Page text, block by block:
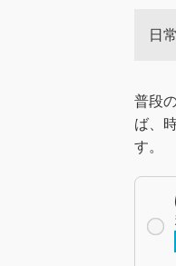
日
普段
ば、
す。